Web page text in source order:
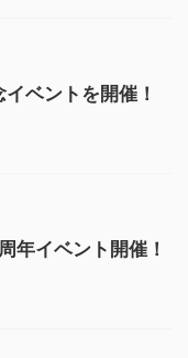
ベントを開催！
イベント開催！